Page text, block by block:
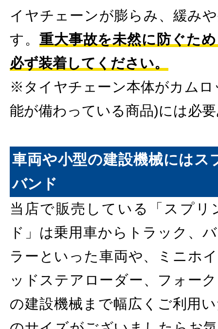
イヤチェーンが膨らみ、緩み
す。 重大事故を未然に防ぐた
必ず装着してください。
※タイヤチェーン本体がカム
能が備わっている商品)には必
車両や小型の建設機械にはス
バンド
当店で販売している「スプリ
ド」は乗用車からトラック、
ラーといった車両や、ミニホ
ッドステアローダー、フォー
の建設機械まで幅広くご利用